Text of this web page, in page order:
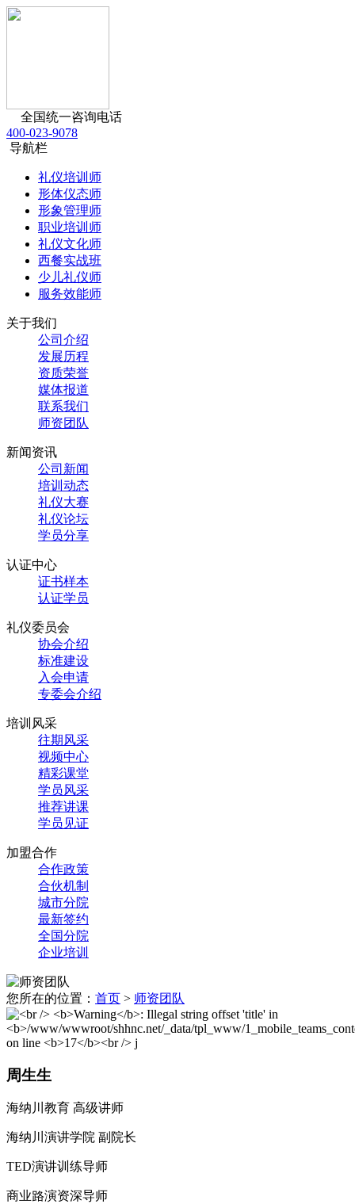
全国统一咨询电话
400-023-9078
导航栏
礼仪培训师
形体仪态师
形象管理师
职业培训师
礼仪文化师
西餐实战班
少儿礼仪师
服务效能师
关于我们
公司介绍
发展历程
资质荣誉
媒体报道
联系我们
师资团队
新闻资讯
公司新闻
培训动态
礼仪大赛
礼仪论坛
学员分享
认证中心
证书样本
认证学员
礼仪委员会
协会介绍
标准建设
入会申请
专委会介绍
培训风采
往期风采
视频中心
精彩课堂
学员风采
推荐讲课
学员见证
加盟合作
合作政策
合伙机制
城市分院
最新签约
全国分院
企业培训
您所在的位置： 首页 > 师资团队
周生生
海纳川教育 高级讲师
海纳川演讲学院 副院长
TED演讲训练导师
商业路演资深导师